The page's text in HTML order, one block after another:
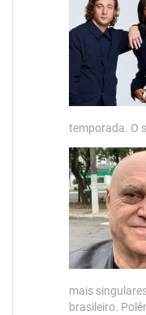
temporada. O
mais
brasileiro.